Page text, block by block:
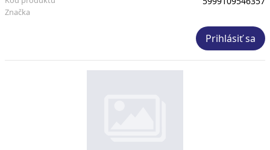
Značka
Prihlásiť sa